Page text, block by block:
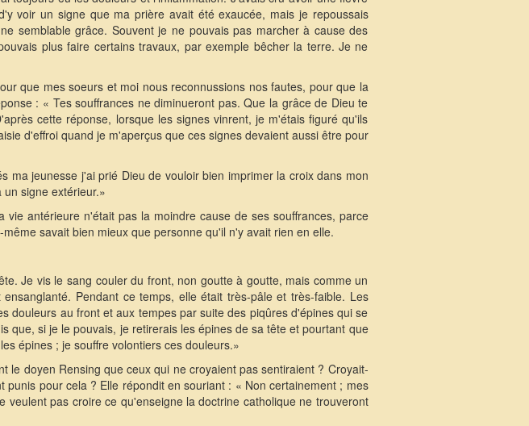
voir un signe que ma prière avait été exaucée, mais je repoussais
semblable grâce. Souvent je ne pouvais pas marcher à cause des
plus faire certains travaux, par exemple bêcher la terre. Je ne
que mes soeurs et moi nous reconnussions nos fautes, pour que la
: « Tes souffrances ne diminueront pas. Que la grâce de Dieu te
cette réponse, lorsque les signes vinrent, je m'étais figuré qu'ils
d'effroi quand je m'aperçus que ces signes devaient aussi être pour
ma jeunesse j'ai prié Dieu de vouloir bien imprimer la croix dans mon
signe extérieur.»
antérieure n'était pas la moindre cause de ses souffrances, parce
savait bien mieux que personne qu'il n'y avait rien en elle.
Je vis le sang couler du front, non goutte à goutte, mais comme un
Pendant ce temps, elle était très-pâle et très-faible. Les
douleurs au front et aux tempes par suite des piqûres d'épines qui se
que, si je le pouvais, je retirerais les épines de sa tête et pourtant que
épines ; je souffre volontiers ces douleurs.»
le doyen Rensing que ceux qui ne croyaient pas sentiraient ? Croyait-
pour cela ? Elle répondit en souriant : « Non certainement ; mes
pas croire ce qu'enseigne la doctrine catholique ne trouveront